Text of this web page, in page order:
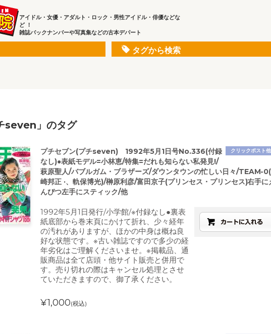
アイドル・女優・アダルト・ロック・男性アイドル・俳優などな
ど ！
雑誌バックナンバーや写真集などの古本デパート
タグから検索
seven」のタグ
クリックポスト
プチセブン(プチseven) 1992年5月1日号No.336(付録
なし)●表紙モデル=小林恵/特集=だれも知らない私発見!/
萩原聖人/バブルガム・ブラザーズ/ダウンタウンの忙しい日々/TEAM-
崎邦正 ·、軌保博光)/榊原利彦/富田京子(プリンセス・プリンセス)右手に
んぴつ左手にスティック/他
1992年5月1日発行/小学館/※付録なし●裏表
紙底部から巻末頁にかけて折れ、少々経年
の汚れがありますが、ほかの中身は概ね良
好な状態です。※古い雑誌ですので多少の経
年劣化はご理解くださいませ。※掲載品、通
販商品は全て店頭・他サイト販売と併用で
す。売り切れの際はキャンセル処理とさせ
ていただきますので、御了承ください。
¥1,000(税込)